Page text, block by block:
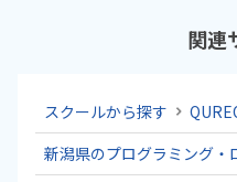
関連
スクールから探す
新潟県のプログラミング・